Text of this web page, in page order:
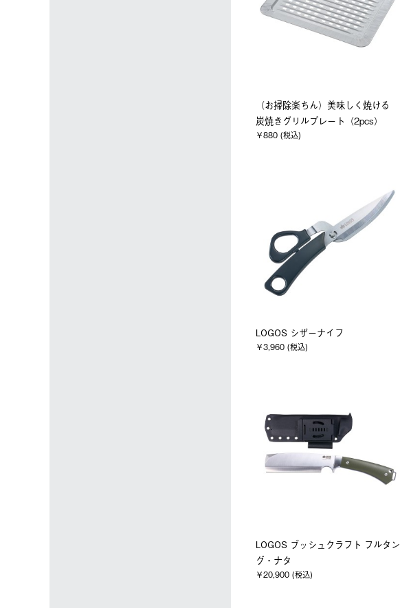
（お掃除楽ちん）美味しく焼ける
炭焼きグリルプレート（2pcs）
￥880 (税込)
LOGOS シザーナイフ
￥3,960 (税込)
LOGOS ブッシュクラフト フルタン
グ・ナタ
￥20,900 (税込)